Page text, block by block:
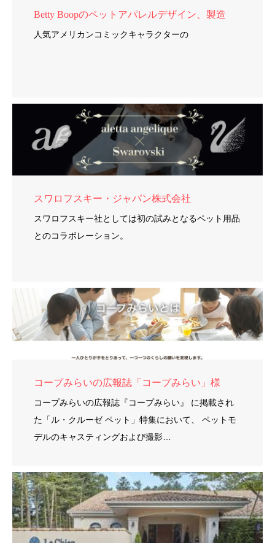
Betty Boopのペットアパレルデザイン、製造
人気アメリカンコミックキャラクターの
スワロフスキー・ジャパン株式会社
スワロフスキー社としては初の試みとなるペット用品
とのコラボレーション。
コープみらいの広報誌「コープみらい」様
コープみらいの広報誌『コープみらい』 に掲載され
た「ル・クルーゼ ペット」特集において、 ペットモ
デルのキャスティングおよび撮影…